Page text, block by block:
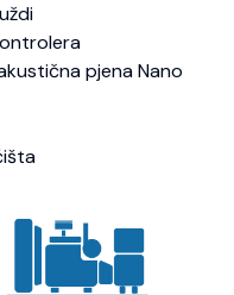
pjena Nano